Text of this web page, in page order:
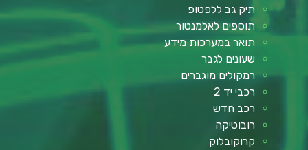
תיק גב ללפטופ
תוספים לאלמנטור
תואר במערכות מידע
שעונים לגבר
רמקולים מוגברים
רכבי יד 2
רכב חדש
רובוטיקה
קרוקובלוק